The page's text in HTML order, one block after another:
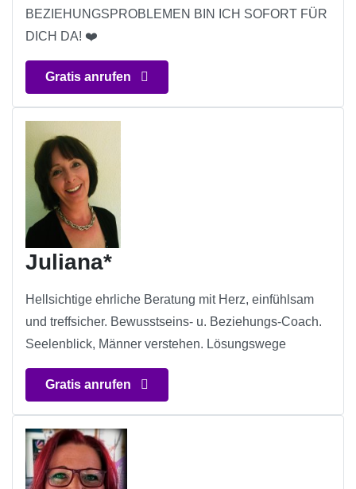
BEZIEHUNGSPROBLEMEN BIN ICH SOFORT FÜR
DICH DA! ❤️
Gratis anrufen
Juliana*
Hellsichtige ehrliche Beratung mit Herz, einfühlsam
und treffsicher. Bewusstseins- u. Beziehungs-Coach.
Seelenblick, Männer verstehen. Lösungswege
Gratis anrufen